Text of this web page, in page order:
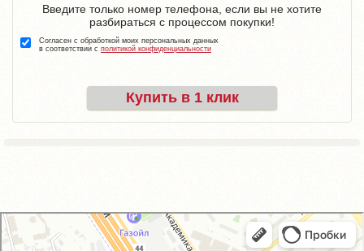
Купить в 1 клик
Введите только номер телефона, если вы не хотите
разбираться с процессом покупки!
Согласен с обработкой моих персональных данных
в соответствии с политикой конфиденциальности
GM-City&VAG-Repair
Автосервис, автотехцентр в Москве
Магазин автозапчастей и автотоваров в Москве